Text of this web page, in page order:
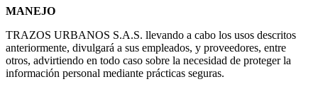
MANEJO
TRAZOS URBANOS S.A.S. llevando a cabo los usos descritos
anteriormente, divulgará a sus empleados, y proveedores, entre
otros, advirtiendo en todo caso sobre la necesidad de proteger la
información personal mediante prácticas seguras.